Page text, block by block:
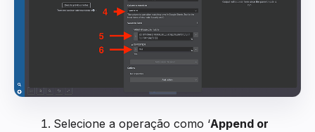
Selecione a operação como ‘Append or